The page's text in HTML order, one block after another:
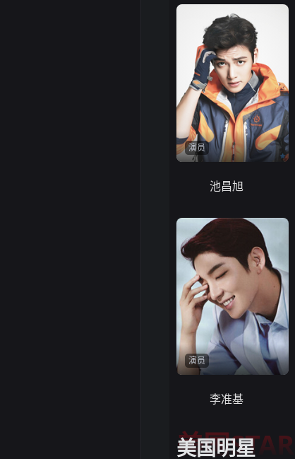
演员
池昌旭
演员
李准基
美国明星
美国STAR